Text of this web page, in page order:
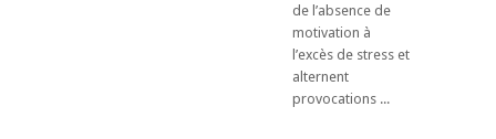
de l’absence de
motivation à
l’excès de stress et
alternent
provocations ...